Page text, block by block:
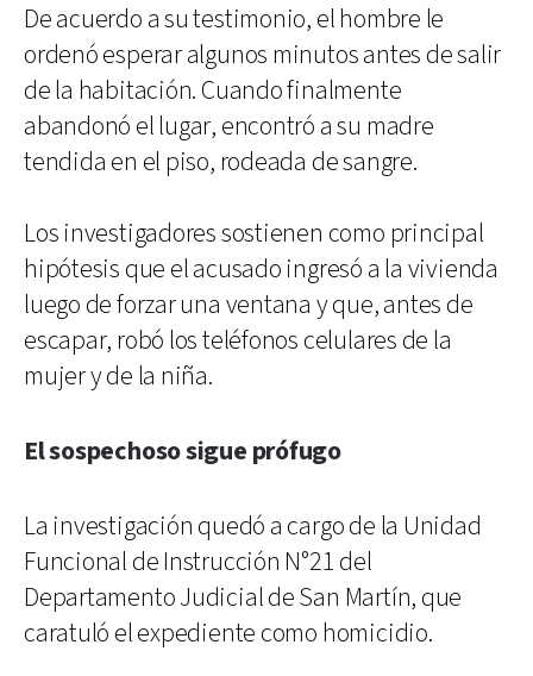
De acuerdo a su testimonio, el hombre le
ordenó esperar algunos minutos antes de salir
de la habitación. Cuando finalmente
abandonó el lugar, encontró a su madre
tendida en el piso, rodeada de sangre.
Los investigadores sostienen como principal
hipótesis que el acusado ingresó a la vivienda
luego de forzar una ventana y que, antes de
escapar, robó los teléfonos celulares de la
mujer y de la niña.
El sospechoso sigue prófugo
La investigación quedó a cargo de la Unidad
Funcional de Instrucción N°21 del
Departamento Judicial de San Martín, que
caratuló el expediente como homicidio.